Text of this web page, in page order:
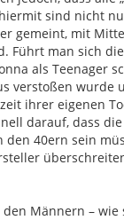
sind nicht
gemeint, mit
Führt man sich
als Teenager
verstoßen wurde
ihrer eigenen
darauf, dass
den 40ern sein
Männern – wie